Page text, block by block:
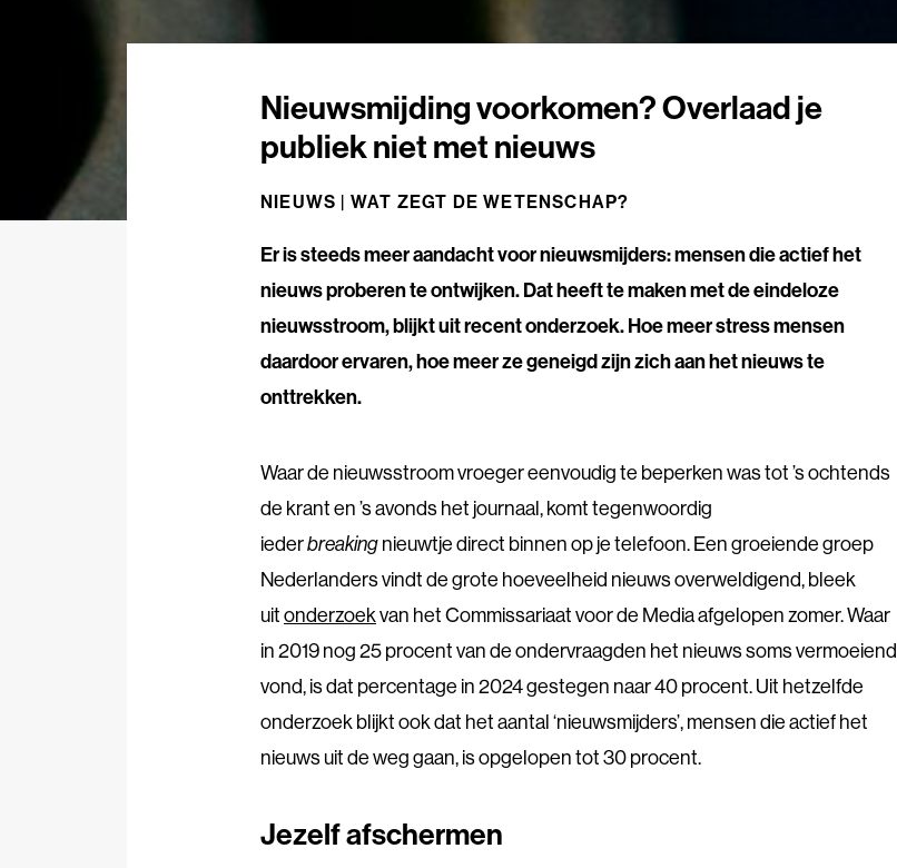
Nieuwsmijding voorkomen? Overlaad je
publiek niet met nieuws
NIEUWS | WAT ZEGT DE WETENSCHAP?
Er is steeds meer aandacht voor nieuwsmijders: mensen die actief het
nieuws proberen te ontwijken. Dat heeft te maken met de eindeloze
nieuwsstroom, blijkt uit recent onderzoek.Hoe meer stress mensen
daardoor ervaren, hoe meer ze geneigd zijn zich aan het nieuws te
onttrekken.
Waar de nieuwsstroom vroeger eenvoudig te beperken was tot ’s ochtends
de krant en ’s avonds het journaal, komt tegenwoordig
iederbreakingnieuwtje direct binnen op je telefoon. Een groeiende groep
Nederlanders vindt de grote hoeveelheid nieuws overweldigend, bleek
uitonderzoekvan het Commissariaat voor de Media afgelopen zomer. Waar
in 2019 nog 25 procent van de ondervraagden het nieuws soms vermoeiend
vond, is dat percentage in 2024 gestegen naar 40 procent. Uit hetzelfde
onderzoek blijkt ook dat het aantal ‘nieuwsmijders’, mensen die actief het
nieuws uit de weg gaan, is opgelopen tot 30 procent.
Jezelf afschermen